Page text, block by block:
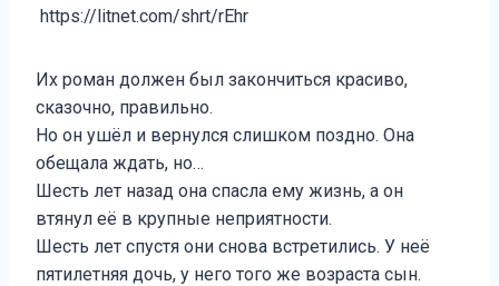
https://litnet.com/shrt/rEhr
Их роман должен был закончиться красиво,
сказочно, правильно.
Но он ушёл и вернулся слишком поздно. Она
обещала ждать, но…
Шесть лет назад она спасла ему жизнь, а он
втянул её в крупные неприятности.
Шесть лет спустя они снова встретились. У неё
пятилетняя дочь, у него того же возраста сын.